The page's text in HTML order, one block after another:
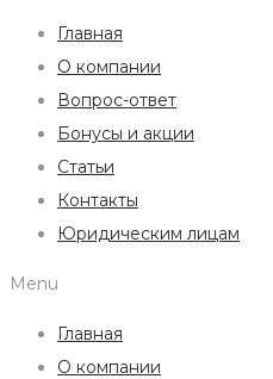
Главная
О компании
Вопрос-ответ
Бонусы и акции
Статьи
Контакты
Юридическим лицам
Menu
Главная
О компании